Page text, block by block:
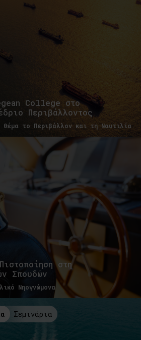
College στο
Περιβάλλοντος
το Περιβάλλον και τη Ναυτιλία
στη
Σπουδών
Νηογνώμονα
Σεμινάρια